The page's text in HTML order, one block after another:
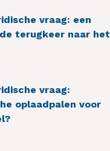
vraag: een
terugkeer naar het
vraag:
oplaadpalen voor